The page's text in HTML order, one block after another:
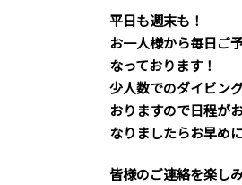
平日も週末も！
お一人様から毎日ご
なっております！
少人数でのダイビン
おりますので日程が
なりましたらお早め
皆様のご連絡を楽し